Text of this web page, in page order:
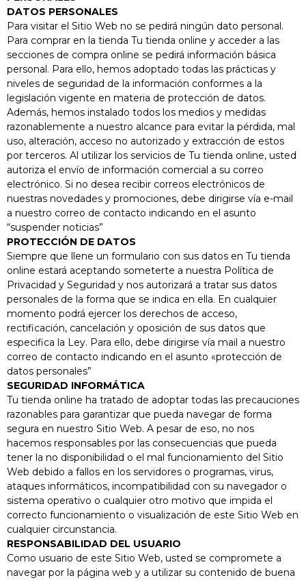
DATOS PERSONALES
Para visitar el Sitio Web no se pedirá ningún dato personal.
Para comprar en la tienda Tu tienda online y acceder a las
secciones de compra online se pedirá información básica
personal. Para ello, hemos adoptado todas las prácticas y
niveles de seguridad de la información conformes a la
legislación vigente en materia de protección de datos.
Además, hemos instalado todos los medios y medidas
razonablemente a nuestro alcance para evitar la pérdida, mal
uso, alteración, acceso no autorizado y extracción de estos
por terceros. Al utilizar los servicios de Tu tienda online, usted
autoriza el envío de información comercial a su correo
electrónico. Si no desea recibir correos electrónicos de
nuestras novedades y promociones, debe dirigirse vía e-mail
a nuestro correo de contacto indicando en el asunto
“suspender noticias”
PROTECCIÓN DE DATOS
Siempre que llene un formulario con sus datos en Tu tienda
online estará aceptando someterte a nuestra Política de
Privacidad y Seguridad y nos autorizará a tratar sus datos
personales de la forma que se indica en ella. En cualquier
momento podrá ejercer los derechos de acceso,
rectificación, cancelación y oposición de sus datos que
especifica la Ley. Para ello, debe dirigirse vía mail a nuestro
correo de contacto indicando en el asunto «protección de
datos personales”
SEGURIDAD INFORMÁTICA
Tu tienda online ha tratado de adoptar todas las precauciones
razonables para garantizar que pueda navegar de forma
segura en nuestro Sitio Web. A pesar de eso, no nos
hacemos responsables por las consecuencias que pueda
tener la no disponibilidad o el mal funcionamiento del Sitio
Web debido a fallos en los servidores o programas, virus,
ataques informáticos, incompatibilidad con su navegador o
sistema operativo o cualquier otro motivo que impida el
correcto funcionamiento o visualización de este Sitio Web en
cualquier circunstancia.
RESPONSABILIDAD DEL USUARIO
Como usuario de este Sitio Web, usted se compromete a
navegar por la página web y a utilizar su contenido de buena
El Set De 9
Piezas De Acero
Inoxidable Está
Compuesto Por: 1
Cazuela Ø 24 Cm
1 Cazuela Ø 20
Cm 1 Cazuela Ø 16
Cm 1 Cacerola Ø
28 Cm 1 Cazo Ø
16 Cm 4 Tapas
Ver
Producto